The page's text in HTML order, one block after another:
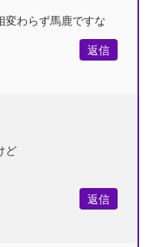
変わらず馬鹿ですな
返信
ど
返信